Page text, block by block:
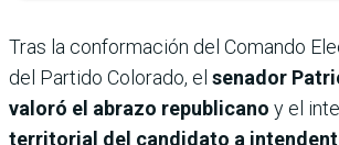
Tras la conformación del Comando
del Partido Colorado, el senador
valoró el abrazo republicano y el
territorial del candidato a